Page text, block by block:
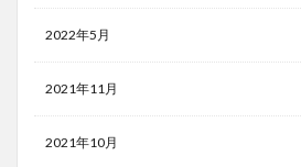
2022年5月
2021年11月
2021年10月